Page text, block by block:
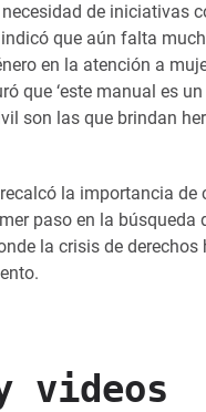
de iniciativas
que aún falta
en la atención a
que ‘este manual es
son las que brindan
la importancia de
paso en la búsqueda
la crisis de
videos